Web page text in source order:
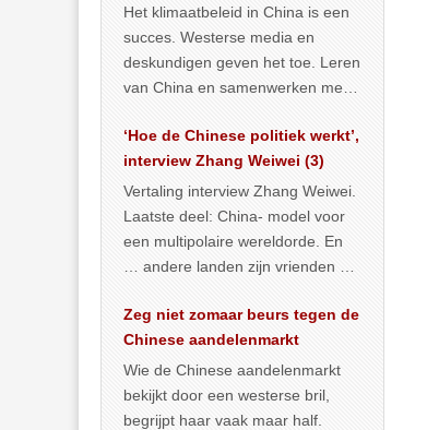
Het klimaatbeleid in China is een
succes. Westerse media en
deskundigen geven het toe. Leren
van China en samenwerken met
… >> lees meer
‘Hoe de Chinese politiek werkt’,
interview Zhang Weiwei (3)
Vertaling interview Zhang Weiwei.
Laatste deel: China- model voor
een multipolaire wereldorde. En
… andere landen zijn vrienden of
Zeg niet zomaar beurs tegen de
Chinese aandelenmarkt
Wie de Chinese aandelenmarkt
bekijkt door een westerse bril,
begrijpt haar vaak maar half.